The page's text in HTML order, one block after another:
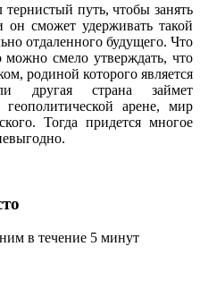
путь, чтобы занять
он сможет удерживать такой
отдаленного будущего. Что
можно смело утверждать, что
родиной которого является
другая страна займет
арене, мир
Тогда придется многое
в течение 5 минут